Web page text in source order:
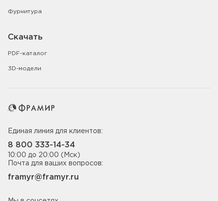
Фурнитура
Скачать
PDF-каталог
3D-модели
Единая линия для клиентов:
8 800 333-14-34
10:00 до 20:00 (Мск)
Почта для ваших вопросов:
framyr@framyr.ru